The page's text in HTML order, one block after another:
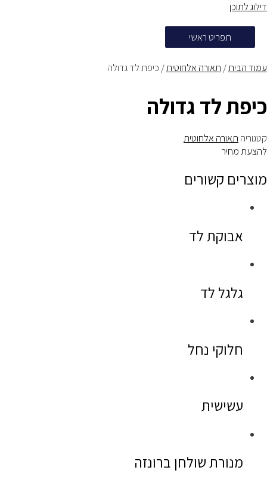
דילוג לתוכן
תפריט ראשי
עמוד הבית/ תאורה אלחוטית/ כיפת לד גדולה
כיפת לד גדולה
קטגוריה תאורה אלחוטית
להצעת מחיר
מוצרים קשורים
אבוקת לד
גלגל לד
חלוקי נחל
עשישית
מנורת שולחן ברונזה